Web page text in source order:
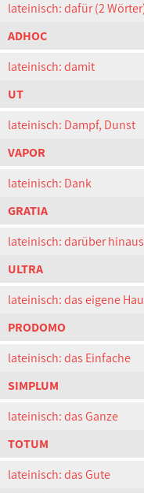
lateinisch: dafür (2
ADHOC
lateinisch: damit
UT
lateinisch: Dampf, Dunst
VAPOR
lateinisch: Dank
GRATIA
lateinisch: darüber hinaus
ULTRA
lateinisch: das eigene
PRODOMO
lateinisch: das Einfache
SIMPLUM
lateinisch: das Ganze
TOTUM
lateinisch: das Gute